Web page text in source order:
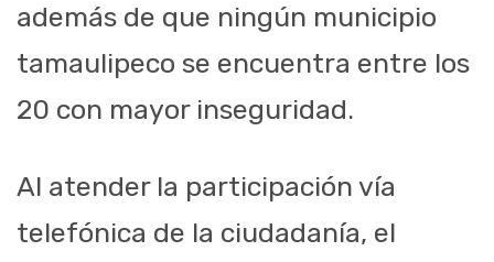
además de que ningún municipio
tamaulipeco se encuentra entre los
20 con mayor inseguridad.
Al atender la participación vía
telefónica de la ciudadanía, el